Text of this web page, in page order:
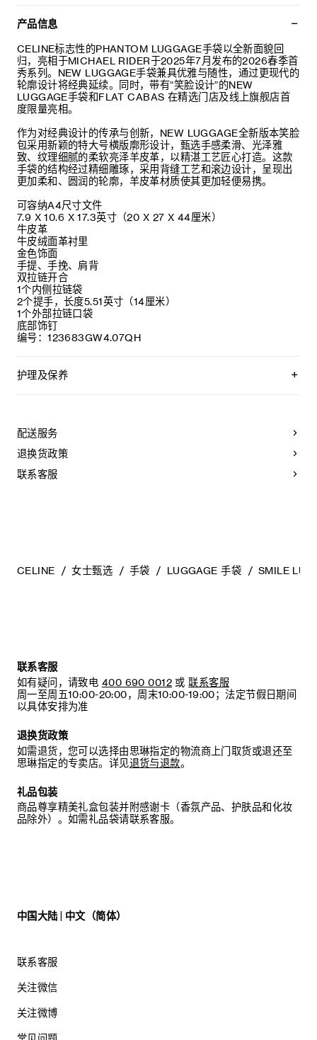
产品信息
CELINE标志性的PHANTOM LUGGAGE手袋以全新面貌回
归，亮相于MICHAEL RIDER于2025年7月发布的2026春季首
秀系列。NEW LUGGAGE手袋兼具优雅与随性，通过更现代的
轮廓设计将经典延续。同时，带有“笑脸设计”的NEW
LUGGAGE手袋和FLAT CABAS 在精选门店及线上旗舰店首
度限量亮相。
作为对经典设计的传承与创新，NEW LUGGAGE全新版本笑脸
包采用新颖的特大号横版廓形设计，甄选手感柔滑、光泽雅
致、纹理细腻的柔软亮泽羊皮革，以精湛工艺匠心打造。这款
手袋的结构经过精细雕琢，采用背缝工艺和滚边设计，呈现出
更加柔和、圆润的轮廓，羊皮革材质使其更加轻便易携。
可容纳A4尺寸文件
7.9 X 10.6 X 17.3英寸（20 X 27 X 44厘米）
牛皮革
牛皮绒面革衬里
金色饰面
手提、手挽、肩背
双拉链开合
1个内侧拉链袋
2个提手，长度5.51英寸（14厘米）
1个外部拉链口袋
底部饰钉
编号：123683GW4.07QH
护理及保养
建议您：
- 防止潮湿；避免接触液体、护手霜、洗手液、化妆品及香水。
如果您的手袋不慎接触到水或上述物质，请用干燥且不带绒毛
配送服务
退换货政策
联系客服
CELINE 女士甄选 手袋 LUGGAGE 手袋 SMILE
联系客服
如有疑问，请致电 400 690 0012 或 联系客服
周一至周五10:00-20:00，周末10:00-19:00；法定节假日期间
以具体安排为准
退换货政策
如需退货，您可以选择由思琳指定的物流商上门取货或退还至
思琳指定的专卖店。详见退货与退款。
礼品包装
商品尊享精美礼盒包装并附感谢卡（香氛产品、护肤品和化妆
品除外）。如需礼品袋请联系客服。
中国大陆 | 中文（简体）
联系客服
关注微信
关注微博